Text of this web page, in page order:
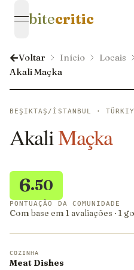
open navigation menu
bitecritic
Voltar Início Locais
Akali Maçka
BEŞIKTAŞ/İSTANBUL ·
AkaliMaçka
6.50
PONTUAÇÃO DA COMUNIDADE
Com base em 1 avaliações · 1
COZINHA
Meat Dishes